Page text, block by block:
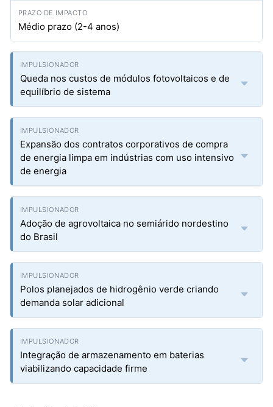
Médio prazo (2-4 anos)
Queda nos custos de módulos fotovoltaicos e de
equilíbrio de sistema
Expansão dos contratos corporativos de compra
de energia limpa em indústrias com uso intensivo
de energia
Adoção de agrovoltaica no semiárido nordestino
do Brasil
Polos planejados de hidrogênio verde criando
demanda solar adicional
Integração de armazenamento em baterias
viabilizando capacidade firme